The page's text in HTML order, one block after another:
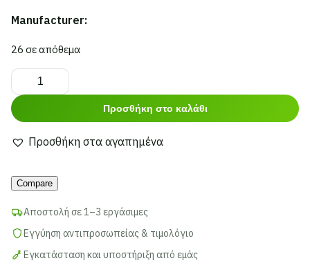
Manufacturer:
26 σε απόθεμα
DELOCK
καλώδιο
δικτύου
CAT
S/FTP,
copper,
2000MHz,
Προσθήκη στο καλάθι
Προσθήκη στα αγαπημένα
Compare
Αποστολή σε 1–3 εργάσιμες
Εγγύηση αντιπροσωπείας & τιμολόγιο
Εγκατάσταση και υποστήριξη από εμάς